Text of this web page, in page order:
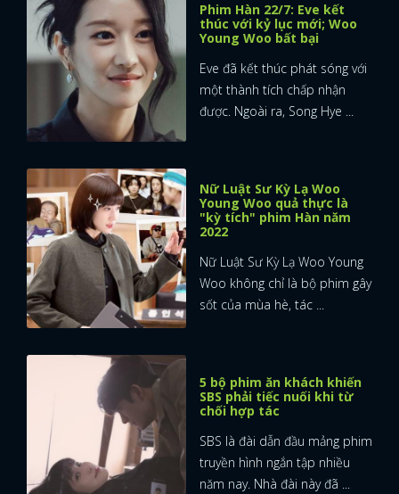
Phim Hàn 22/7: Eve kết
thúc với kỷ lục mới; Woo
Young Woo bất bại
Eve đã kết thúc phát sóng với
một thành tích chấp nhận
được. Ngoài ra, Song Hye ...
Nữ Luật Sư Kỳ Lạ Woo
Young Woo quả thực là
"kỳ tích" phim Hàn năm
2022
Nữ Luật Sư Kỳ Lạ Woo Young
Woo không chỉ là bộ phim gây
sốt của mùa hè, tác ...
5 bộ phim ăn khách khiến
SBS phải tiếc nuối khi từ
chối hợp tác
SBS là đài dẫn đầu mảng phim
truyền hình ngắn tập nhiều
năm nay. Nhà đài này đã ...